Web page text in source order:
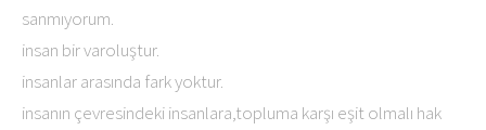
sanmıyorum.
insan bir varoluştur.
insanlar arasında fark yoktur.
insanın çevresindeki insanlara,topluma karşı eşit olmalı hak